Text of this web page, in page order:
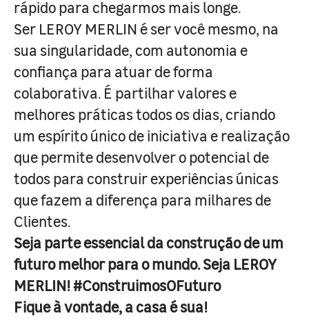
rápido para chegarmos mais longe.
Ser LEROY MERLIN é ser você mesmo, na
sua singularidade, com autonomia e
confiança para atuar de forma
colaborativa. É partilhar valores e
melhores práticas todos os dias, criando
um espírito único de iniciativa e realização
que permite desenvolver o potencial de
todos para construir experiências únicas
que fazem a diferença para milhares de
Clientes.
Seja parte essencial da construção de um
futuro melhor para o mundo. Seja LEROY
MERLIN! #ConstruimosOFuturo
Fique à vontade, a casa é sua!